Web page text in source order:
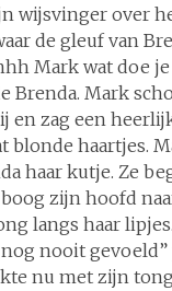
wijsvinger over
de gleuf van
Mark wat doe
Brenda. Mark
en zag een
blonde haartjes.
haar kutje. Ze
zijn hoofd
langs haar lipjes.
nooit gevoeld”
nu met zijn